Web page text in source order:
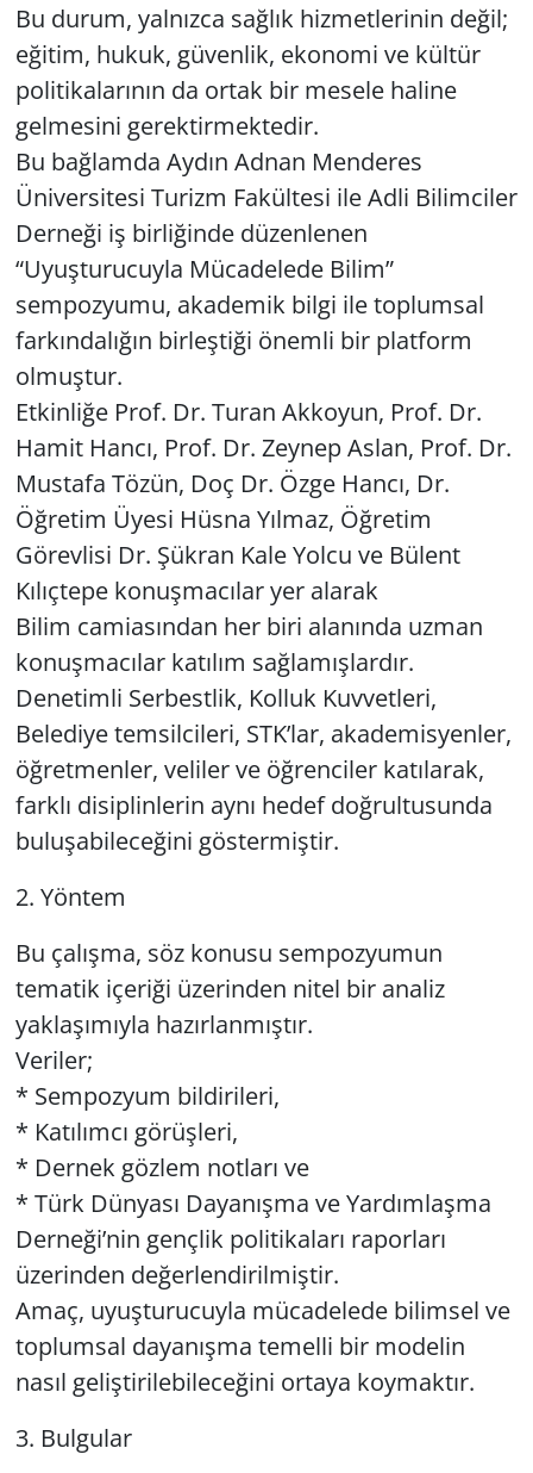
Bu durum, yalnızca sağlık hizmetlerinin değil;
eğitim, hukuk, güvenlik, ekonomi ve kültür
politikalarının da ortak bir mesele haline
gelmesini gerektirmektedir.
Bu bağlamda Aydın Adnan Menderes
Üniversitesi Turizm Fakültesi ile Adli Bilimciler
Derneği iş birliğinde düzenlenen
“Uyuşturucuyla Mücadelede Bilim”
sempozyumu, akademik bilgi ile toplumsal
farkındalığın birleştiği önemli bir platform
olmuştur.
Etkinliğe Prof. Dr. Turan Akkoyun, Prof. Dr.
Hamit Hancı, Prof. Dr. Zeynep Aslan, Prof. Dr.
Mustafa Tözün, Doç Dr. Özge Hancı, Dr.
Öğretim Üyesi Hüsna Yılmaz, Öğretim
Görevlisi Dr. Şükran Kale Yolcu ve Bülent
Kılıçtepe konuşmacılar yer alarak
Bilim camiasından her biri alanında uzman
konuşmacılar katılım sağlamışlardır.
Denetimli Serbestlik, Kolluk Kuvvetleri,
Belediye temsilcileri, STK’lar, akademisyenler,
öğretmenler, veliler ve öğrenciler katılarak,
farklı disiplinlerin aynı hedef doğrultusunda
buluşabileceğini göstermiştir.
2. Yöntem
Bu çalışma, söz konusu sempozyumun
tematik içeriği üzerinden nitel bir analiz
yaklaşımıyla hazırlanmıştır.
Veriler;
* Sempozyum bildirileri,
* Katılımcı görüşleri,
* Dernek gözlem notları ve
* Türk Dünyası Dayanışma ve Yardımlaşma
Derneği’nin gençlik politikaları raporları
üzerinden değerlendirilmiştir.
Amaç, uyuşturucuyla mücadelede bilimsel ve
toplumsal dayanışma temelli bir modelin
nasıl geliştirilebileceğini ortaya koymaktır.
3. Bulgular